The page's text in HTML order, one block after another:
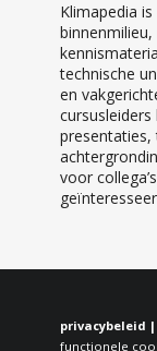
Klimapedia
technische
en
voor
privacybeleid |
functionele